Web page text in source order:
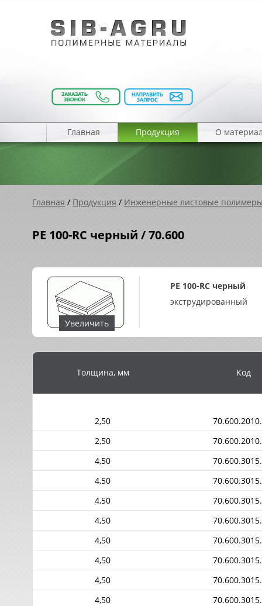
Главная Продукция О
Главная / Продукция / Инженерные листовые
PE 100-RC черный / 70.600
Увеличить
PE 100-RC черный
экструдированный
Толщина, мм Код
2,50
2,50
4,50
4,50
4,50
4,50
4,50
4,50
4,50
4,50